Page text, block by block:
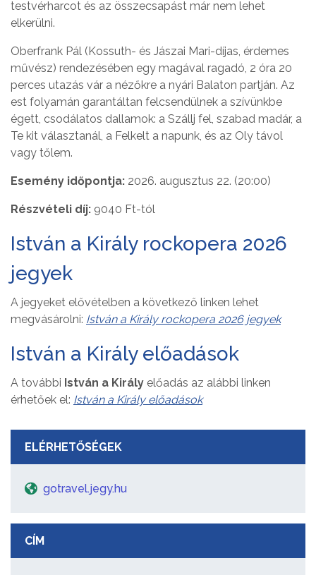
testvérharcot és az összecsapást már nem lehet
elkerülni.
Oberfrank Pál (Kossuth- és Jászai Mari-díjas, érdemes
művész) rendezésében egy magával ragadó, 2 óra 20
perces utazás vár a nézőkre a nyári Balaton partján. Az
est folyamán garantáltan felcsendülnek a szívünkbe
égett, csodálatos dallamok: a Szállj fel, szabad madár, a
Te kit választanál, a Felkelt a napunk, és az Oly távol
vagy tőlem.
Esemény időpontja: 2026. augusztus 22. (20:00)
Részvételi díj: 9040 Ft-tól
István a Király rockopera 2026
jegyek
A jegyeket elővételben a következő linken lehet
megvásárolni: István a Király rockopera 2026 jegyek
István a Király előadások
A további István a Király előadás az alábbi linken
érhetőek el: István a Király előadások
ELÉRHETŐSÉGEK
gotravel.jegy.hu
CÍM